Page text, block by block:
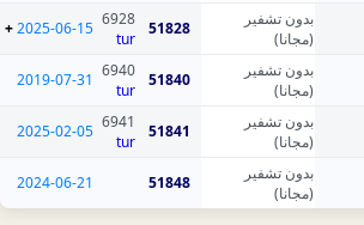
بدون تشفير
(مجانا)
51828
6928
tur
2025-06-15
+
بدون تشفير
(مجانا)
51840
6940
tur
2019-07-31
بدون تشفير
(مجانا)
51841
6941
tur
2025-02-05
بدون تشفير
(مجانا)
51848
2024-06-21